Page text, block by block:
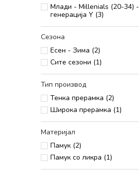
Млади - Millenials (20-34) -
генерација Y (3)
Сезона
Есен - Зима (2)
Сите сезони (1)
Тип производ
Тенка прерамка (2)
Широка прерамка (1)
Материјал
Памук (2)
Памук со ликра (1)